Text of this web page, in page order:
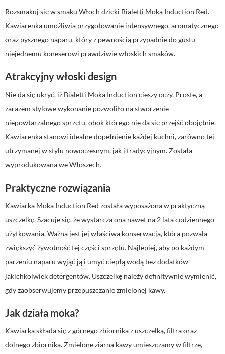
Rozsmakuj się w smaku Włoch dzięki Bialetti Moka Induction Red.
Kawiarenka umożliwia przygotowanie intensywnego, aromatycznego
oraz pysznego naparu, który z pewnością przypadnie do gustu
niejednemu koneserowi prawdziwie włoskich smaków.
Atrakcyjny włoski design
Nie da się ukryć, iż Bialetti Moka Induction cieszy oczy. Proste, a
zarazem stylowe wykonanie pozwoliło na stworzenie
niepowtarzalnego sprzętu, obok którego nie da się przejść obojętnie.
Kawiarenka stanowi idealne dopełnienie każdej kuchni, zarówno tej
utrzymanej w stylu nowoczesnym, jak i tradycyjnym. Została
wyprodukowana we Włoszech.
Praktyczne rozwiązania
Kawiarka Moka Induction Red została wyposażona w praktyczną
uszczelkę. Szacuje się, że wystarcza ona nawet na 2 lata codziennego
użytkowania. Ważna jest jej właściwa konserwacja, która pozwala
zwiększyć żywotność tej części sprzętu. Najlepiej, aby po każdym
parzeniu naparu wyjąć ją i umyć ciepłą wodą bez dodatków
jakichkolwiek detergentów. Uszczelkę należy definitywnie wymienić,
gdy zaobserwujemy przepuszczanie zmielonej kawy.
Jak działa moka?
Kawiarka składa się z górnego zbiornika z uszczelką, filtra oraz
dolnego zbiornika. Zmielone ziarna kawy umieszczamy w filtrze,